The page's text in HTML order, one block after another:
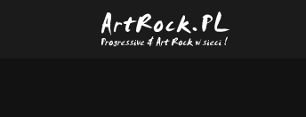
Przejdź do treści głównej